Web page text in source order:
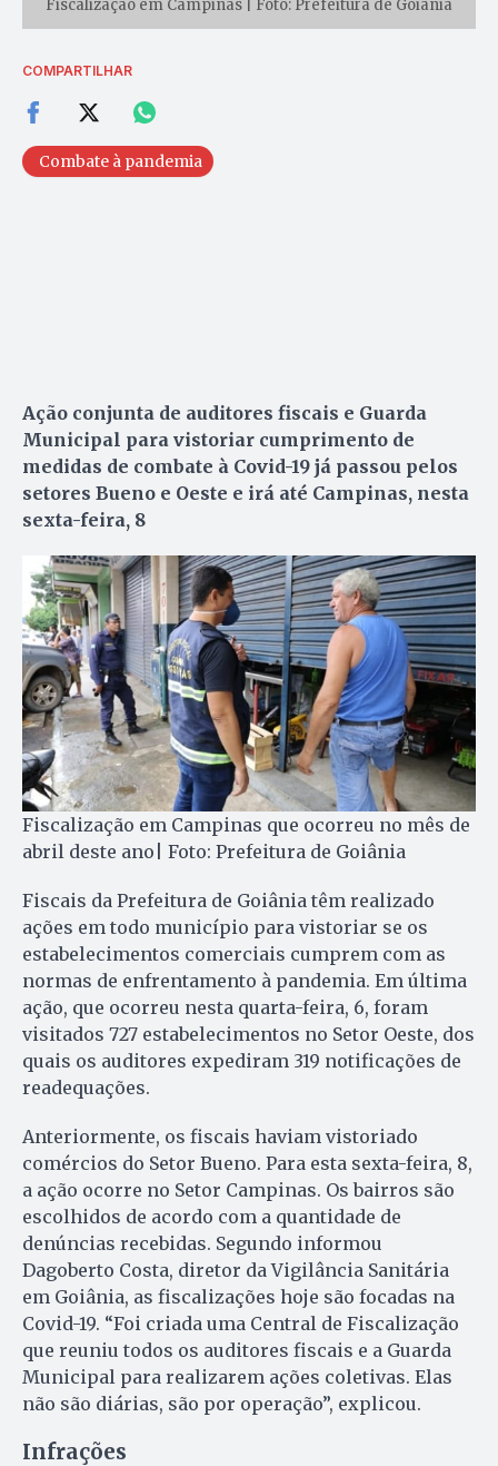
Fiscalização em Campinas | Foto: Prefeitura de Goiânia
COMPARTILHAR
Combate à pandemia
Ação conjunta de auditores fiscais e Guarda
Municipal para vistoriar cumprimento de
medidas de combate à Covid-19 já passou pelos
setores Bueno e Oeste e irá até Campinas, nesta
sexta-feira, 8
Fiscalização em Campinas que ocorreu no mês de
abril deste ano| Foto: Prefeitura de Goiânia
Fiscais da Prefeitura de Goiânia têm realizado
ações em todo município para vistoriar se os
estabelecimentos comerciais cumprem com as
normas de enfrentamento à pandemia. Em última
ação, que ocorreu nesta quarta-feira, 6, foram
visitados 727 estabelecimentos no Setor Oeste, dos
quais os auditores expediram 319 notificações de
readequações.
Anteriormente, os fiscais haviam vistoriado
comércios do Setor Bueno. Para esta sexta-feira, 8,
a ação ocorre no Setor Campinas. Os bairros são
escolhidos de acordo com a quantidade de
denúncias recebidas. Segundo informou
Dagoberto Costa, diretor da Vigilância Sanitária
em Goiânia, as fiscalizações hoje são focadas na
Covid-19. “Foi criada uma Central de Fiscalização
que reuniu todos os auditores fiscais e a Guarda
Municipal para realizarem ações coletivas. Elas
não são diárias, são por operação”, explicou.
Infrações